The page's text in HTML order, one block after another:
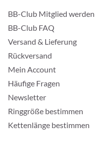
BB-Club Mitglied werden
BB-Club FAQ
Versand & Lieferung
Rückversand
Mein Account
Häufige Fragen
Newsletter
Ringgröße bestimmen
Kettenlänge bestimmen